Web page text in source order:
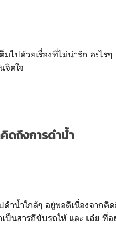
มไปด้วยเรื่องที่ไม่น่ารัก อะไร
จิตใจ
คิดถึงการดำน้ำ
ดำน้ำใกล้ๆ อยู่พอดีเนื่องจากคิ
เป็นสารถีขับรถให้ และ เอ๋ย ที่อ